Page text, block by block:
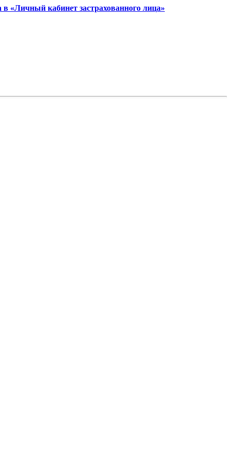
в «Личный кабинет застрахованного лица»